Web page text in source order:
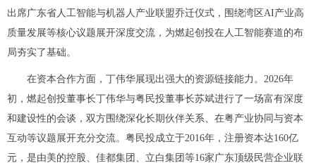
出席广东省人工智能与机器人产业联盟乔迁仪式，围绕湾区AI产业高
质量发展等核心议题展开深度交流，为燃起创投在人工智能赛道的布
局夯实了基础。
在资本合作方面，丁伟华展现出强大的资源链接能力。2026年
初，燃起创投董事长丁伟华与粤民投董事长苏斌进行了一场富有深度
和建设性的会谈，双方围绕深化长期伙伴关系、在粤产业协同与资本
互动等议题展开充分交流。粤民投成立于2016年，注册资本达160亿
元，是由美的控股、佳都集团、立白集团等16家广东顶级民营企业联